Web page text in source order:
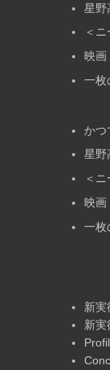
星野
＜
映画
一枚
かつ
星野
＜
映画
一枚
新
新実